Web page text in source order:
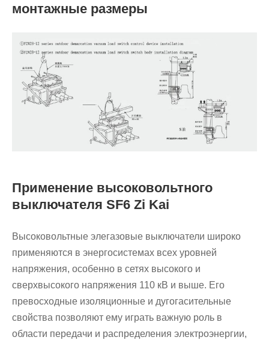
монтажные размеры
Применение высоковольтного
выключателя SF6 Zi Kai
Высоковольтные элегазовые выключатели широко
применяются в энергосистемах всех уровней
напряжения, особенно в сетях высокого и
сверхвысокого напряжения 110 кВ и выше. Его
превосходные изоляционные и дугогасительные
свойства позволяют ему играть важную роль в
области передачи и распределения электроэнергии,